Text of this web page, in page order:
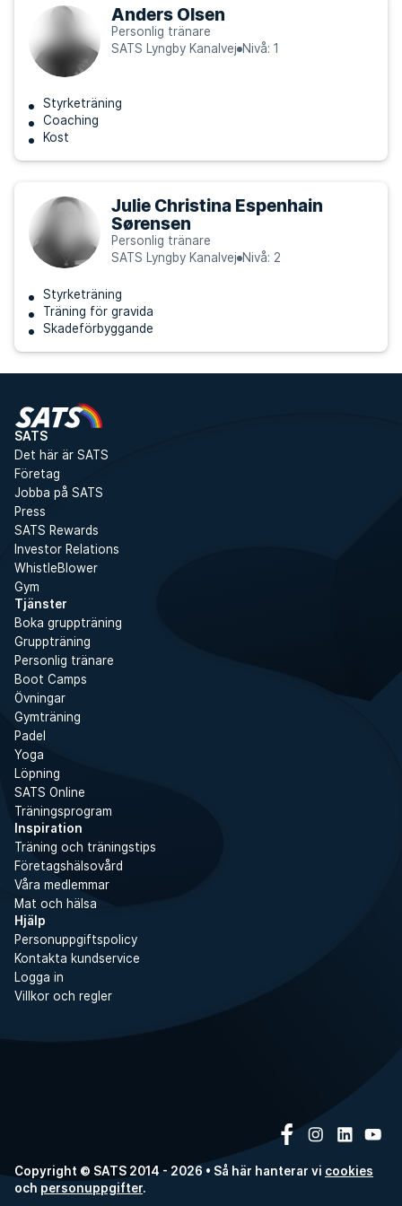
Anders Olsen
Personlig tränare
SATS Lyngby Kanalvej Nivå: 1
Styrketräning
Coaching
Kost
Julie Christina Espenhain
Sørensen
Personlig tränare
SATS Lyngby Kanalvej Nivå: 2
Styrketräning
Träning för gravida
Skadeförbyggande
SATS
Det här är SATS
Företag
Jobba på SATS
Press
SATS Rewards
Investor Relations
WhistleBlower
Gym
Tjänster
Boka gruppträning
Gruppträning
Personlig tränare
Boot Camps
Övningar
Gymträning
Padel
Yoga
Löpning
SATS Online
Träningsprogram
Inspiration
Träning och träningstips
Företagshälsovård
Våra medlemmar
Mat och hälsa
Hjälp
Personuppgiftspolicy
Kontakta kundservice
Logga in
Villkor och regler
Copyright © SATS 2014 - 2026 • Så här hanterar vi cookies
och personuppgifter.